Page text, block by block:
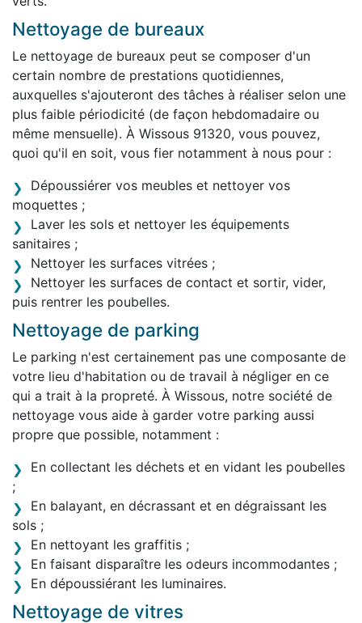
Nettoyage de bureaux
Le nettoyage de bureaux peut se composer d'un
certain nombre de prestations quotidiennes,
auxquelles s'ajouteront des tâches à réaliser selon une
plus faible périodicité (de façon hebdomadaire ou
même mensuelle). À Wissous 91320, vous pouvez,
quoi qu'il en soit, vous fier notamment à nous pour :
Dépoussiérer vos meubles et nettoyer vos
moquettes ;
Laver les sols et nettoyer les équipements
sanitaires ;
Nettoyer les surfaces vitrées ;
Nettoyer les surfaces de contact et sortir, vider,
puis rentrer les poubelles.
Nettoyage de parking
Le parking n'est certainement pas une composante de
votre lieu d'habitation ou de travail à négliger en ce
qui a trait à la propreté. À Wissous, notre société de
nettoyage vous aide à garder votre parking aussi
propre que possible, notamment :
En collectant les déchets et en vidant les poubelles
;
En balayant, en décrassant et en dégraissant les
sols ;
En nettoyant les graffitis ;
En faisant disparaître les odeurs incommodantes ;
En dépoussiérant les luminaires.
Nettoyage de vitres